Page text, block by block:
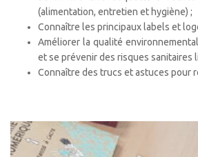
(alimentation, entretien et hygiène) ;
Connaître les principaux labels et
Améliorer la qualité
et se prévenir des risques sanitaires
Connaître des trucs et astuces pour